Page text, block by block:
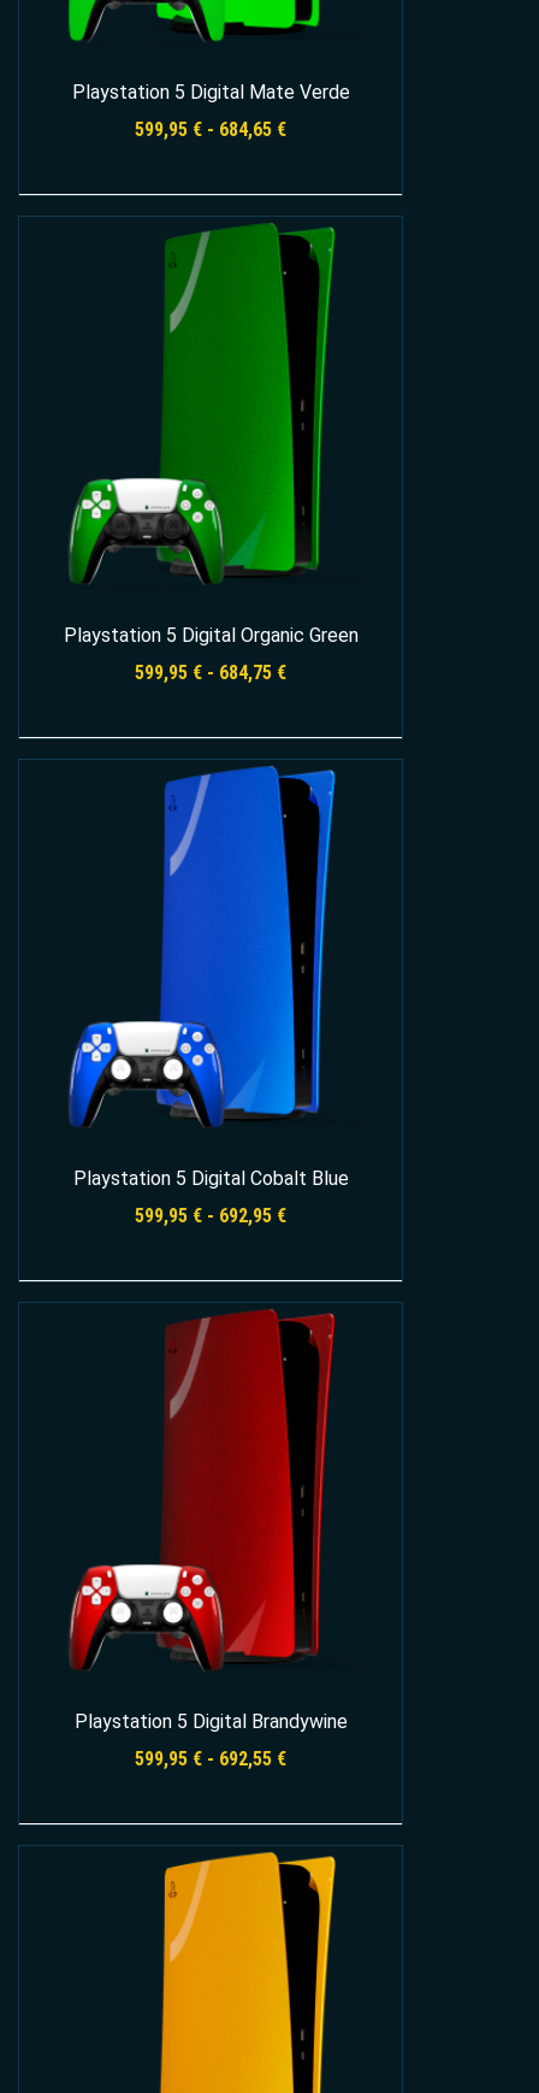
Playstation 5 Digital Mate Verde
599,95 € - 684,65 €Rango
desde
599,95 €
hasta
684,65 €
Seleccionar opciones
Playstation 5 Digital Organic Green
599,95 € - 684,75 €Rango
desde
599,95 €
hasta
684,75 €
Seleccionar opciones
Playstation 5 Digital Cobalt Blue
599,95 € - 692,95 €Rango
desde
599,95 €
hasta
692,95 €
Seleccionar opciones
Playstation 5 Digital Brandywine
599,95 € - 692,55 €Rango
desde
599,95 €
hasta
692,55 €
Seleccionar opciones